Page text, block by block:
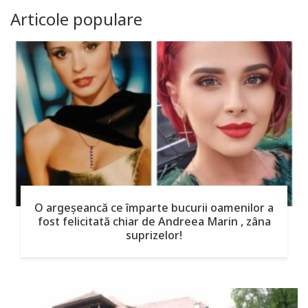
Articole populare
O argeşeancă ce împarte bucurii oamenilor a
fost felicitată chiar de Andreea Marin , zâna
suprizelor!